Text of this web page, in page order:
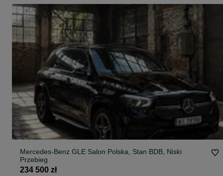
Mercedes-Benz GLE Salon Polska, Stan BDB, Niski
Przebieg
234 500 zł